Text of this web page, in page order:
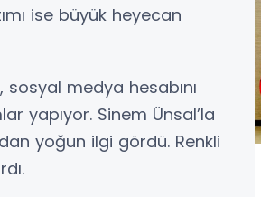
ise büyük heyecan
, sosyal medya hesabını
yapıyor. Sinem Ünsal’la
yoğun ilgi gördü. Renkli